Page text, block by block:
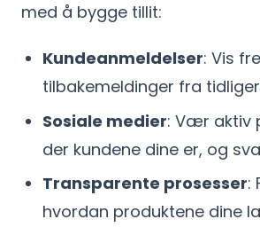
med å bygge tillit:
Kundeanmeldelser: Vis
tilbakemeldinger fra
Sosiale medier: Vær aktiv
der kundene dine er, og
Transparente prosesser:
hvordan produktene dine